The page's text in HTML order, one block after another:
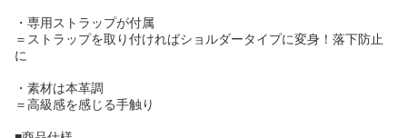
・専用ストラップが付属
＝ストラップを取り付ければショルダータイプに変身！落下防止
に
・素材は本革調
＝高級感を感じる手触り